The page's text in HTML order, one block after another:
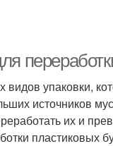
упаковки,
источников
их и
пластиковых